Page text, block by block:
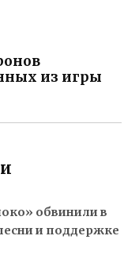
из игры
обвинили в
и поддержке